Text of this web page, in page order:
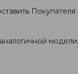
Покупателя